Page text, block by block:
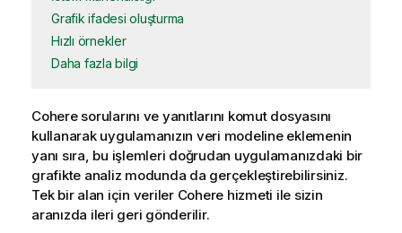
Grafik ifadesi oluşturma
Hızlı örnekler
Daha fazla bilgi
Coheresorularını ve yanıtlarını komut dosyasını
kullanarak uygulamanızın veri modeline eklemenin
yanı sıra, bu işlemleri doğrudan uygulamanızdaki bir
grafikte analiz modunda da gerçekleştirebilirsiniz.
Tek bir alan için veriler Cohere hizmeti ile sizin
aranızda ileri geri gönderilir.